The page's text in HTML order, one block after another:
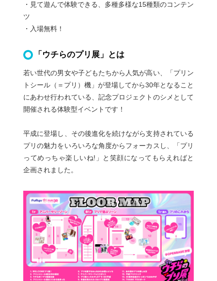
・見て遊んで体験できる、多種多様な15種類のコンテン
ツ
・入場無料！
「ウチらのプリ展」とは
若い世代の男女や子どもたちから人気が高い、「プリン
トシール（＝プリ）機」が登場してから30年となること
にあわせ行われている、記念プロジェクトのシメとして
開催される体験型イベントです！
平成に登場し、その後進化を続けながら支持されている
プリの魅力をいろいろな角度からフォーカスし、「プリ
ってめっちゃ楽しいね!」と笑顔になってもらえればと
企画されました。